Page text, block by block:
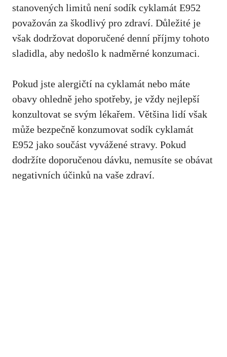
stanovených limitů není sodík cyklamát E952
považován za škodlivý pro zdraví. Důležité je
však dodržovat doporučené denní příjmy tohoto
sladidla, aby nedošlo k nadměrné konzumaci.
Pokud jste alergičtí na cyklamát nebo máte
obavy ohledně jeho spotřeby, je vždy nejlepší
konzultovat se svým lékařem. Většina lidí však
může bezpečně konzumovat sodík cyklamát
E952 jako součást vyvážené stravy. Pokud
dodržíte doporučenou dávku, nemusíte se obávat
negativních účinků na vaše zdraví.